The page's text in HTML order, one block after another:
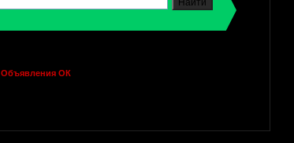
Объявления ОК